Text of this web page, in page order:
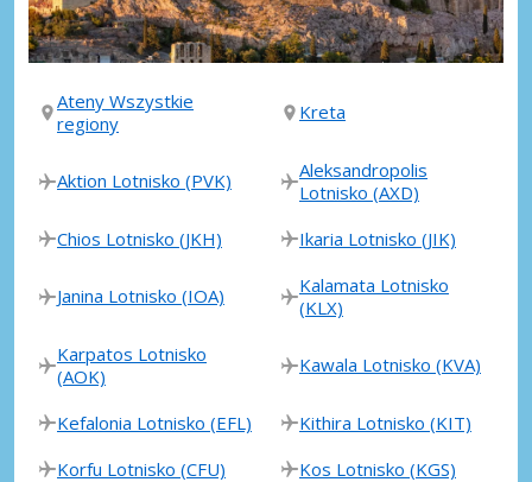
Ateny Wszystkie
regiony
Kreta
Aktion Lotnisko (PVK)
Aleksandropolis
Lotnisko (AXD)
Chios Lotnisko (JKH)
Ikaria Lotnisko (JIK)
Janina Lotnisko (IOA)
Kalamata Lotnisko
(KLX)
Karpatos Lotnisko
(AOK)
Kawala Lotnisko (KVA)
Kefalonia Lotnisko (EFL)
Kithira Lotnisko (KIT)
Korfu Lotnisko (CFU)
Kos Lotnisko (KGS)